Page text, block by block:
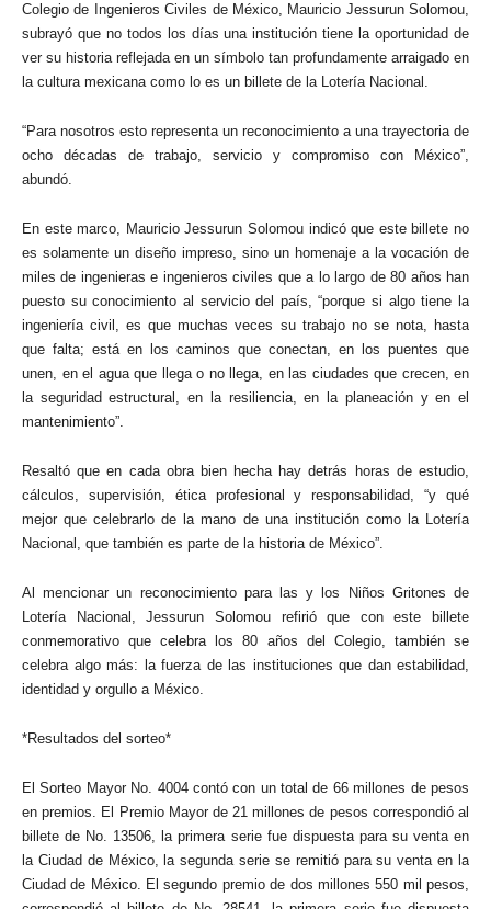
Colegio de Ingenieros Civiles de México, Mauricio Jessurun Solomou,
subrayó que no todos los días una institución tiene la oportunidad de
ver su historia reflejada en un símbolo tan profundamente arraigado en
la cultura mexicana como lo es un billete de la Lotería Nacional.
“Para nosotros esto representa un reconocimiento a una trayectoria de
ocho décadas de trabajo, servicio y compromiso con México”,
abundó.
En este marco, Mauricio Jessurun Solomou indicó que este billete no
es solamente un diseño impreso, sino un homenaje a la vocación de
miles de ingenieras e ingenieros civiles que a lo largo de 80 años han
puesto su conocimiento al servicio del país, “porque si algo tiene la
ingeniería civil, es que muchas veces su trabajo no se nota, hasta
que falta; está en los caminos que conectan, en los puentes que
unen, en el agua que llega o no llega, en las ciudades que crecen, en
la seguridad estructural, en la resiliencia, en la planeación y en el
mantenimiento”.
Resaltó que en cada obra bien hecha hay detrás horas de estudio,
cálculos, supervisión, ética profesional y responsabilidad, “y qué
mejor que celebrarlo de la mano de una institución como la Lotería
Nacional, que también es parte de la historia de México”.
Al mencionar un reconocimiento para las y los Niños Gritones de
Lotería Nacional, Jessurun Solomou refirió que con este billete
conmemorativo que celebra los 80 años del Colegio, también se
celebra algo más: la fuerza de las instituciones que dan estabilidad,
identidad y orgullo a México.
*Resultados del sorteo*
El Sorteo Mayor No. 4004 contó con un total de 66 millones de pesos
en premios. El Premio Mayor de 21 millones de pesos correspondió al
billete de No. 13506, la primera serie fue dispuesta para su venta en
la Ciudad de México, la segunda serie se remitió para su venta en la
Ciudad de México. El segundo premio de dos millones 550 mil pesos,